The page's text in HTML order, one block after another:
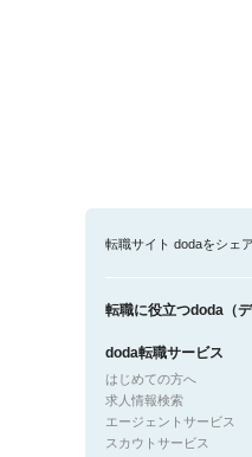
転職サイト dodaをシェア
転職に役立つdoda（
doda転職サービス
はじめての方へ
求人情報検索
エージェントサービス
スカウトサービス